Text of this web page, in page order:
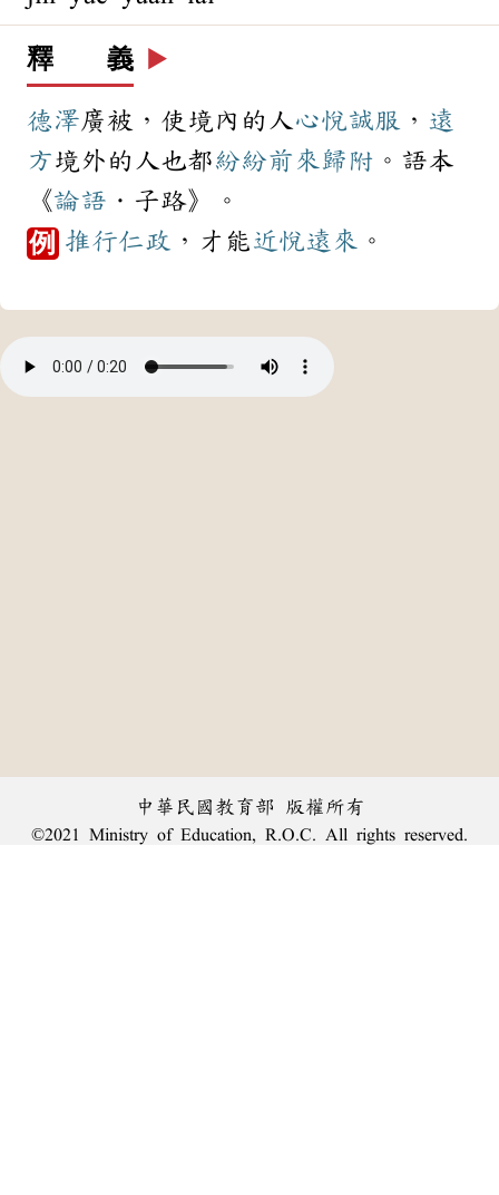
釋 義 ▶️
德澤廣被，使境內的人心悅誠服 ， 遠
方境外的人也都紛紛前來歸附 。語本
《論語 ．子路》。
例 推行仁政 ，才能近悅遠來 。
中華民國教育部 版權所有
©2021 Ministry of Education, R.O.C. All rights reserved.